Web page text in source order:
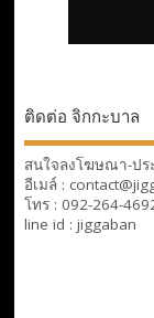
ติดต่อ จิกกะบาล
สนใจลงโฆษณา-ป
อีเมล์ :
โทร : 092-264-
line id : jiggaban